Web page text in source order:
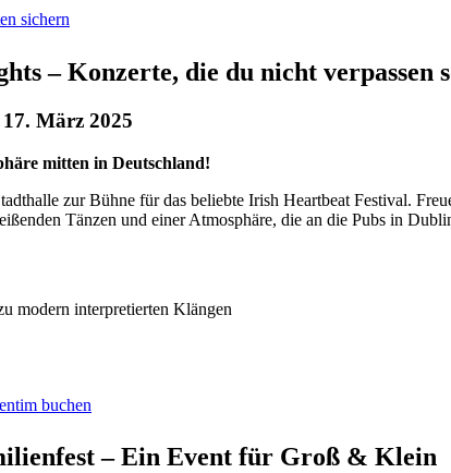
sichern
– Konzerte, die du nicht verpassen
März 2025
mitten in Deutschland!
zur Bühne für das beliebte Irish Heartbeat Festival.
Tänzen und einer Atmosphäre, die an die Pubs in
modern interpretierten Klängen
buchen
– Ein Event für Groß & Klein